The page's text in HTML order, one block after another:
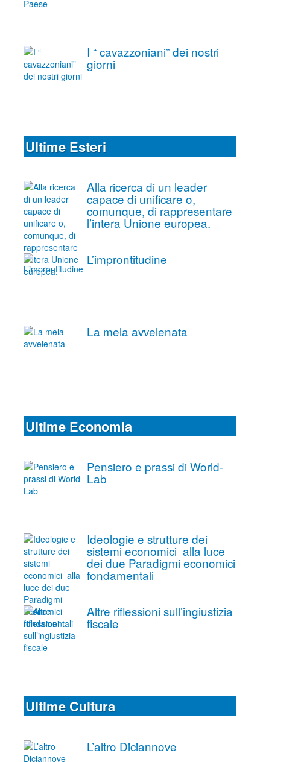
I “ cavazzoniani” dei nostri
giorni
Ultime Esteri
Alla ricerca di un leader
capace di unificare o,
comunque, di rappresentare
l’intera Unione europea.
L’improntitudine
La mela avvelenata
Ultime Economia
Pensiero e prassi di World-
Lab
Ideologie e strutture dei
sistemi economici alla luce
dei due Paradigmi economici
fondamentali
Altre riflessioni sull’ingiustizia
fiscale
Ultime Cultura
L’altro Diciannove